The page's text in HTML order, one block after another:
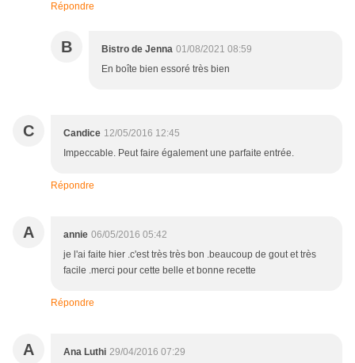
Répondre
B Bistro de Jenna 01/08/2021 08:59
En boîte bien essoré très bien
C Candice 12/05/2016 12:45
Impeccable. Peut faire également une parfaite entrée.
Répondre
A annie 06/05/2016 05:42
je l'ai faite hier .c'est très très bon .beaucoup de gout et très
facile .merci pour cette belle et bonne recette
Répondre
A Ana Luthi 29/04/2016 07:29